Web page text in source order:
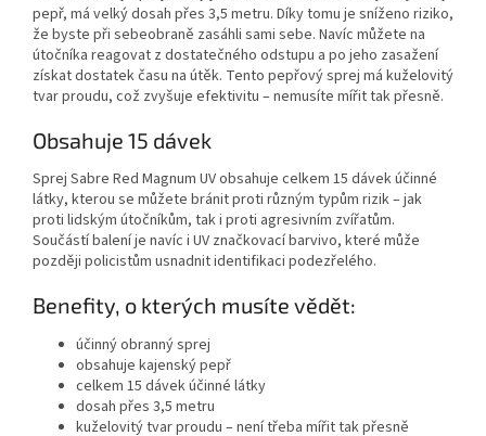
pepř, má velký dosah přes 3,5 metru. Díky tomu je sníženo riziko,
že byste při sebeobraně zasáhli sami sebe. Navíc můžete na
útočníka reagovat z dostatečného odstupu a po jeho zasažení
získat dostatek času na útěk. Tento pepřový sprej má kuželovitý
tvar proudu, což zvyšuje efektivitu – nemusíte mířit tak přesně.
Obsahuje 15 dávek
Sprej Sabre Red Magnum UV obsahuje celkem 15 dávek účinné
látky, kterou se můžete bránit proti různým typům rizik – jak
proti lidským útočníkům, tak i proti agresivním zvířatům.
Součástí balení je navíc i UV značkovací barvivo, které může
později policistům usnadnit identifikaci podezřelého.
Benefity, o kterých musíte vědět:
účinný obranný sprej
obsahuje kajenský pepř
celkem 15 dávek účinné látky
dosah přes 3,5 metru
kuželovitý tvar proudu – není třeba mířit tak přesně